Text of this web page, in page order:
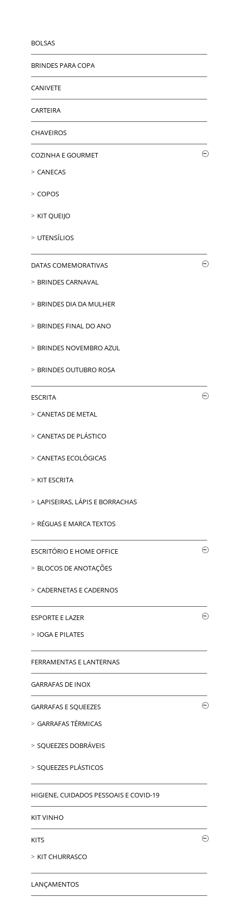
BOLSAS
BRINDES PARA COPA
CANIVETE
CARTEIRA
CHAVEIROS
COZINHA E GOURMET
CANECAS
COPOS
KIT QUEIJO
UTENSÍLIOS
DATAS COMEMORATIVAS
BRINDES CARNAVAL
BRINDES DIA DA MULHER
BRINDES FINAL DO ANO
BRINDES NOVEMBRO AZUL
BRINDES OUTUBRO ROSA
ESCRITA
CANETAS DE METAL
CANETAS DE PLÁSTICO
CANETAS ECOLÓGICAS
KIT ESCRITA
LAPISEIRAS, LÁPIS E BORRACHAS
RÉGUAS E MARCA TEXTOS
ESCRITÓRIO E HOME OFFICE
BLOCOS DE ANOTAÇÕES
CADERNETAS E CADERNOS
ESPORTE E LAZER
IOGA E PILATES
FERRAMENTAS E LANTERNAS
GARRAFAS DE INOX
GARRAFAS E SQUEEZES
GARRAFAS TÉRMICAS
SQUEEZES DOBRÁVEIS
SQUEEZES PLÁSTICOS
HIGIENE, CUIDADOS PESSOAIS E COVID-19
KIT VINHO
KITS
KIT CHURRASCO
LANÇAMENTOS